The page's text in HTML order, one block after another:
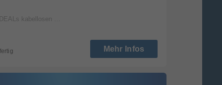
kabellosen Ladegeräten
Mehr Infos